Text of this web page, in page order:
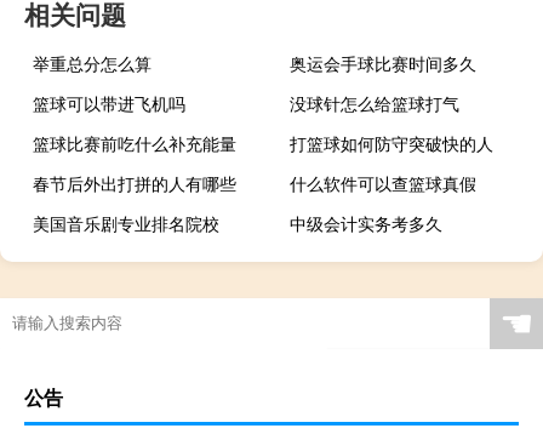
相关问题
举重总分怎么算
奥运会手球比赛时间多久
篮球可以带进飞机吗
没球针怎么给篮球打气
篮球比赛前吃什么补充能量
打篮球如何防守突破快的人
春节后外出打拼的人有哪些
什么软件可以查篮球真假
美国音乐剧专业排名院校
中级会计实务考多久
☚
公告